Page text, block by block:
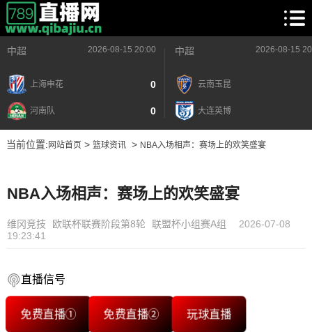
中超 2026-08-15 20:00
上海申花 0
河南队 0
中超 2026-08-15
云南玉昆
大连英博
当前位置: 网站首页> 篮球资讯> NBA入场相声：赛场上的欢笑盛宴
NBA入场相声：赛场上的欢笑盛宴
维冈竞技 欧联杯联赛阶段第8轮 联盟杯小组赛A组
2026-07-08
19:23:41
直播信号
免费直播① 免费直播② 玩球直播